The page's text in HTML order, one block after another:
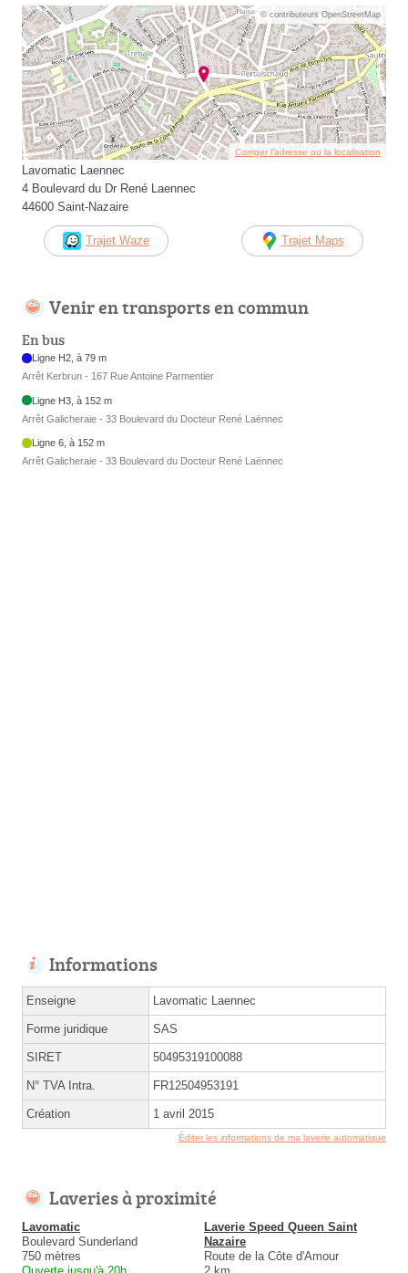
© contributeurs OpenStreetMap
Corriger l’adresse ou la localisation
Lavomatic Laennec
4 Boulevard du Dr René Laennec
44600 Saint-Nazaire
Trajet Waze Trajet Maps
Venir en transports en commun
En bus
Ligne H2, à 79 m
Arrêt Kerbrun - 167 Rue Antoine Parmentier
Ligne H3, à 152 m
Arrêt Galicheraie - 33 Boulevard du Docteur René Laënnec
Ligne 6, à 152 m
Arrêt Galicheraie - 33 Boulevard du Docteur René Laënnec
Informations
Enseigne Lavomatic Laennec
Forme juridique SAS
SIRET 50495319100088
N° TVA Intra. FR12504953191
Création 1 avril 2015
Éditer les informations de ma laverie automatique
Laveries à proximité
Lavomatic
Boulevard Sunderland
750 mètres
Laverie Speed Queen Saint
Nazaire
Route de la Côte d'Amour